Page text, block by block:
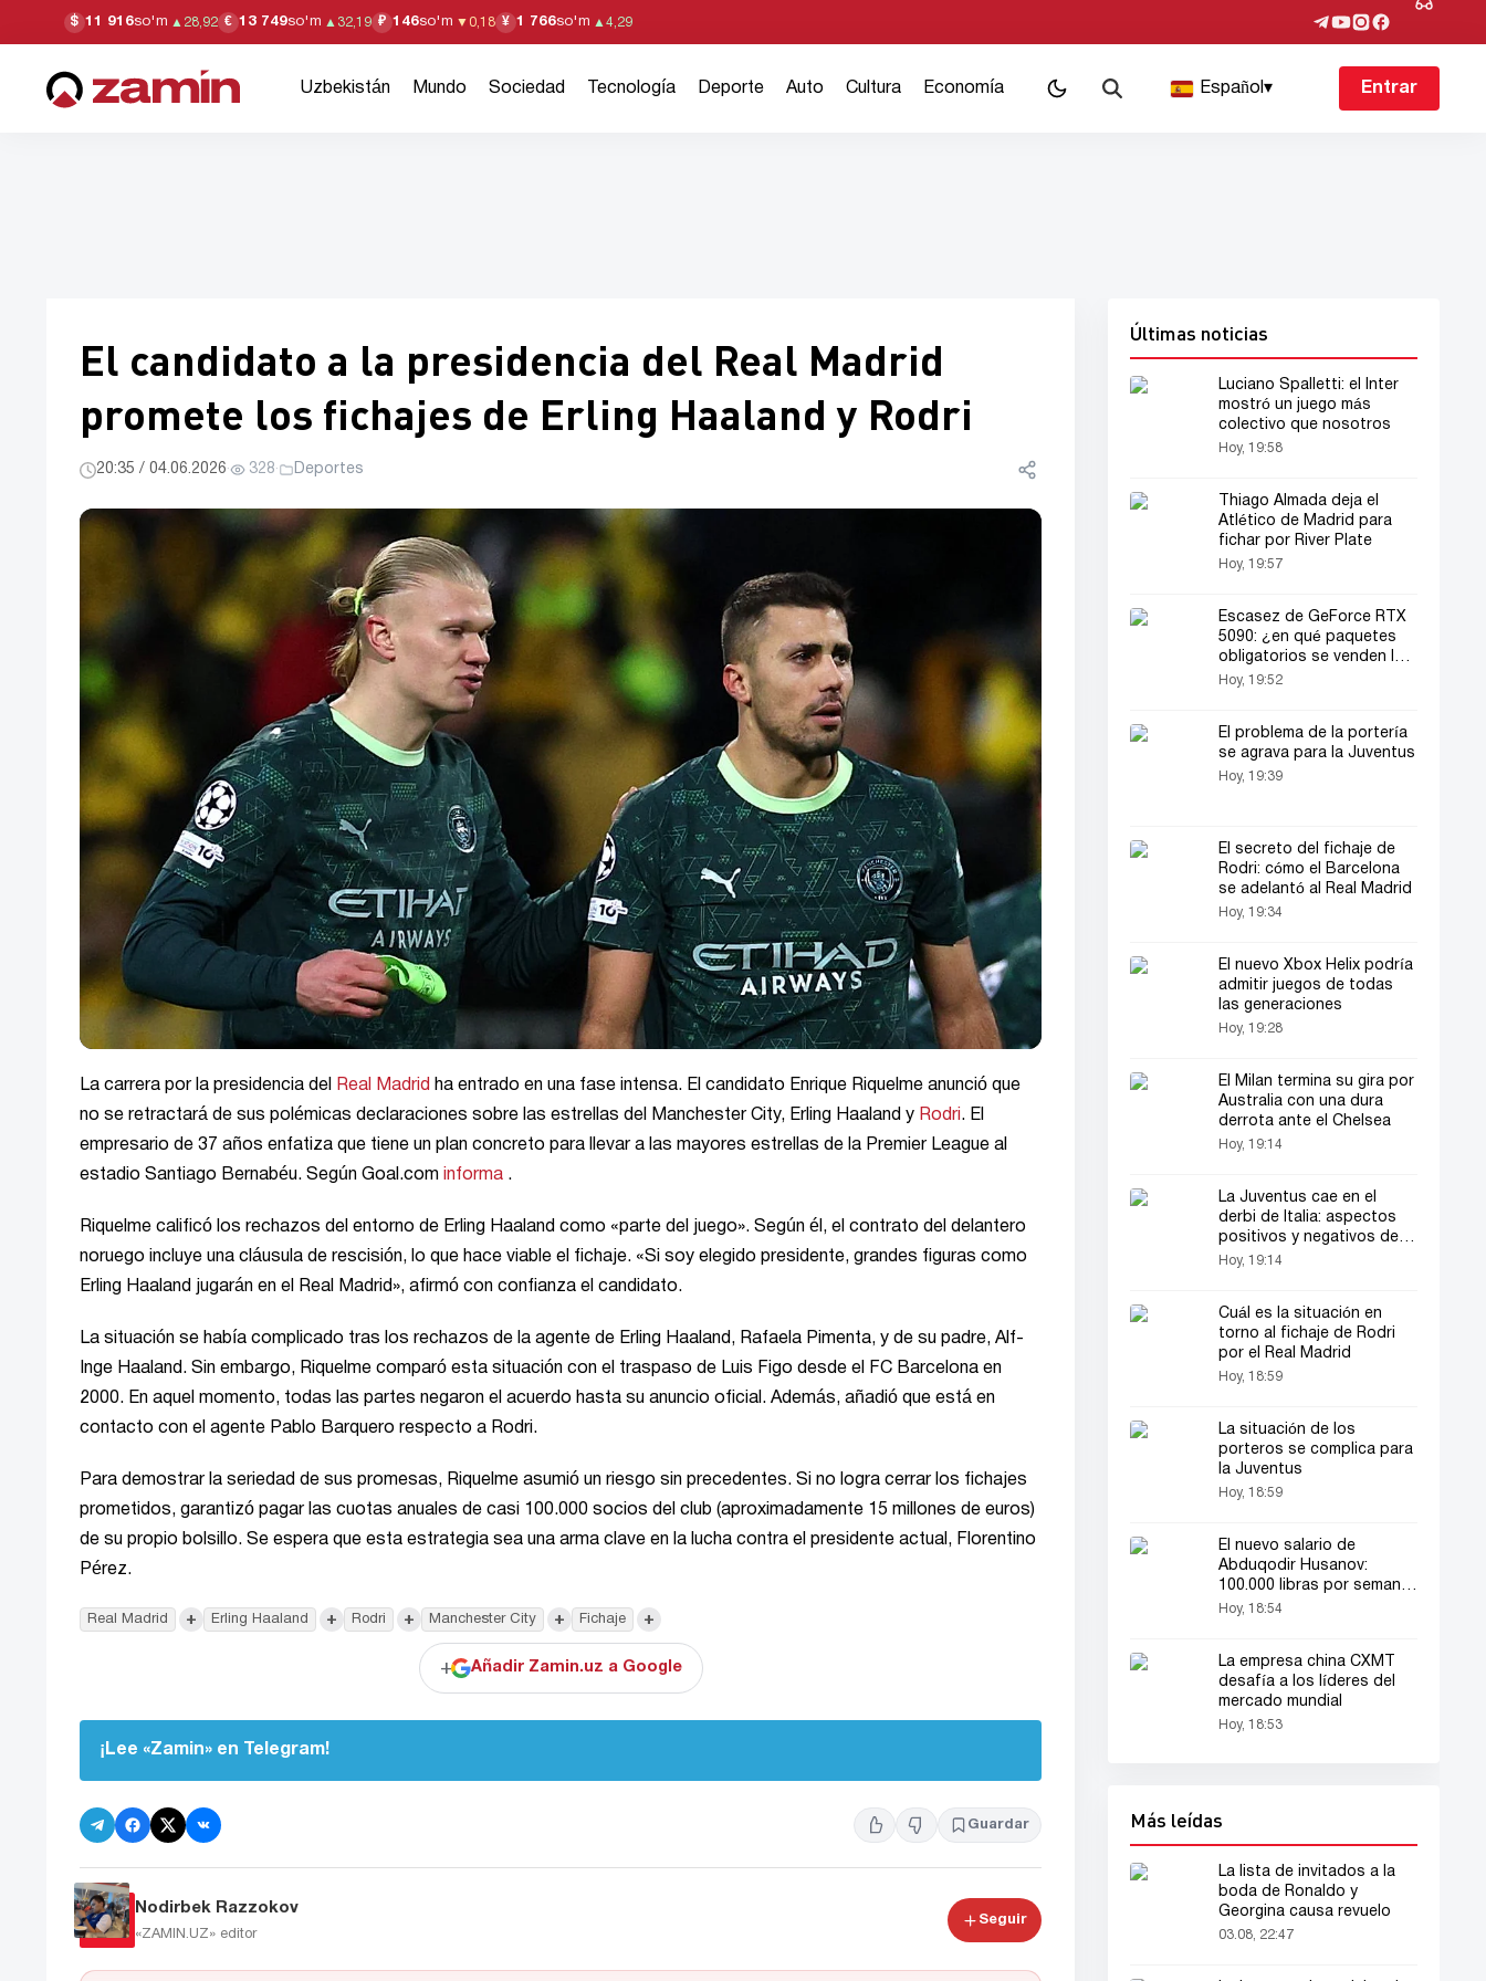
$ 11 916so'm ▲ 28,92 € 13 749so'm ▲ 32,19 ₽ 146so'm ▼ 0,18 ¥ 1 766so'm ▲ 4,29
Uzbekistán Mundo Sociedad Tecnología Deporte Auto Cultura Economía Español▾ Entrar
El candidato a la presidencia del Real Madrid
promete los fichajes de Erling Haaland y Rodri
20:35 / 04.06.2026· 328· Deportes
La carrera por la presidencia del Real Madrid ha entrado en una fase intensa. El candidato Enrique Riquelme anunció que
no se retractará de sus polémicas declaraciones sobre las estrellas del Manchester City, Erling Haaland y Rodri . El
empresario de 37 años enfatiza que tiene un plan concreto para llevar a las mayores estrellas de la Premier League al
estadio Santiago Bernabéu. Según Goal.com
informa .
Riquelme calificó los rechazos del entorno de Erling Haaland como «parte del juego». Según él, el contrato del delantero
noruego incluye una cláusula de rescisión, lo que hace viable el fichaje. «Si soy elegido presidente, grandes figuras como
Erling Haaland jugarán en el Real Madrid», afirmó con confianza el candidato.
La situación se había complicado tras los rechazos de la agente de Erling Haaland, Rafaela Pimenta, y de su padre, Alf-
Inge Haaland. Sin embargo, Riquelme comparó esta situación con el traspaso de Luis Figo desde el FC Barcelona en
2000. En aquel momento, todas las partes negaron el acuerdo hasta su anuncio oficial. Además, añadió que está en
contacto con el agente Pablo Barquero respecto a Rodri.
Para demostrar la seriedad de sus promesas, Riquelme asumió un riesgo sin precedentes. Si no logra cerrar los fichajes
prometidos, garantizó pagar las cuotas anuales de casi 100.000 socios del club (aproximadamente 15 millones de euros)
de su propio bolsillo. Se espera que esta estrategia sea una arma clave en la lucha contra el presidente actual, Florentino
Pérez.
Real Madrid + Erling Haaland + Rodri + Manchester City + Fichaje +
+ Añadir Zamin.uz a Google
¡Lee «Zamin» en Telegram!
Guardar
Nodirbek Razzokov
«ZAMIN.UZ» editor
Seguir
Últimas noticias
Luciano Spalletti: el Inter
mostró un juego más
colectivo que nosotros
Hoy, 19:58
Thiago Almada deja el
Atlético de Madrid para
fichar por River Plate
Hoy, 19:57
Escasez de GeForce RTX
5090: ¿en qué paquetes
obligatorios se venden las
tarjetas gráficas?
Hoy, 19:52
El problema de la portería
se agrava para la Juventus
Hoy, 19:39
El secreto del fichaje de
Rodri: cómo el Barcelona
se adelantó al Real Madrid
Hoy, 19:34
El nuevo Xbox Helix podría
admitir juegos de todas
las generaciones
Hoy, 19:28
El Milan termina su gira por
Australia con una dura
derrota ante el Chelsea
Hoy, 19:14
La Juventus cae en el
derbi de Italia: aspectos
positivos y negativos del
partido
Hoy, 19:14
Cuál es la situación en
torno al fichaje de Rodri
por el Real Madrid
Hoy, 18:59
La situación de los
porteros se complica para
la Juventus
Hoy, 18:59
El nuevo salario de
Abduqodir Husanov:
100.000 libras por semana
— ¿cuánto gana al año?
Hoy, 18:54
La empresa china CXMT
desafía a los líderes del
mercado mundial
Hoy, 18:53
Más leídas
La lista de invitados a la
boda de Ronaldo y
Georgina causa revuelo
03.08, 22:47